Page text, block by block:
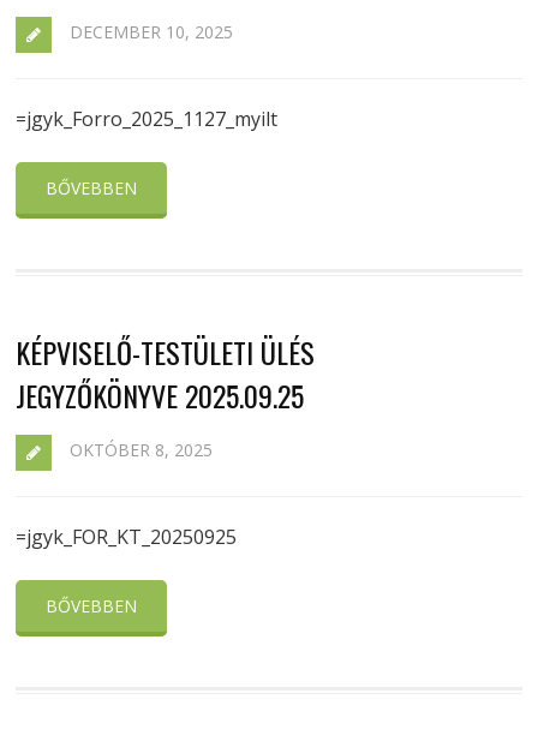
DECEMBER 10, 2025
=jgyk_Forro_2025_1127_myilt
BŐVEBBEN
KÉPVISELŐ-TESTÜLETI ÜLÉS
JEGYZŐKÖNYVE 2025.09.25
OKTÓBER 8, 2025
=jgyk_FOR_KT_20250925
BŐVEBBEN